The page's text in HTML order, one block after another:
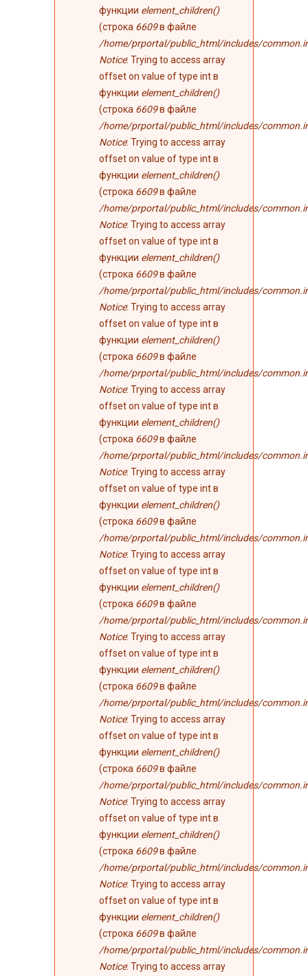
функции element_children()
(строка 6609в файле
/home/prportal/public_html/includes/
Notice: Trying to access array
offset on value of type int в
функции element_children()
(строка 6609в файле
/home/prportal/public_html/includes/
Notice: Trying to access array
offset on value of type int в
функции element_children()
(строка 6609в файле
/home/prportal/public_html/includes/
Notice: Trying to access array
offset on value of type int в
функции element_children()
(строка 6609в файле
/home/prportal/public_html/includes/
Notice: Trying to access array
offset on value of type int в
функции element_children()
(строка 6609в файле
/home/prportal/public_html/includes/
Notice: Trying to access array
offset on value of type int в
функции element_children()
(строка 6609в файле
/home/prportal/public_html/includes/
Notice: Trying to access array
offset on value of type int в
функции element_children()
(строка 6609в файле
/home/prportal/public_html/includes/
Notice: Trying to access array
offset on value of type int в
функции element_children()
(строка 6609в файле
/home/prportal/public_html/includes/
Notice: Trying to access array
offset on value of type int в
функции element_children()
(строка 6609в файле
/home/prportal/public_html/includes/
Notice: Trying to access array
offset on value of type int в
функции element_children()
(строка 6609в файле
/home/prportal/public_html/includes/
Notice: Trying to access array
offset on value of type int в
функции element_children()
(строка 6609в файле
/home/prportal/public_html/includes/
Notice: Trying to access array
offset on value of type int в
функции element_children()
(строка 6609в файле
/home/prportal/public_html/includes/
Notice: Trying to access array